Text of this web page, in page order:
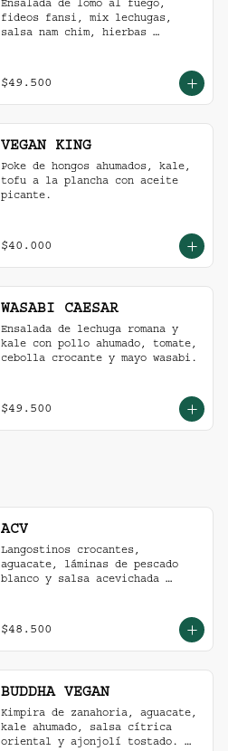
Ensalada de lomo al fuego,
fideos fansi, mix lechugas,
salsa nam chim, hierbas
tostado.
$49.500
VEGAN KING
Poke de hongos ahumados, kale,
tofu a la plancha con aceite
picante.
$40.000
WASABI CAESAR
Ensalada de lechuga romana y
kale con pollo ahumado, tomate,
cebolla crocante y mayo wasabi.
$49.500
ACV
Langostinos crocantes,
aguacate, láminas de pescado
blanco y salsa acevichada
$48.500
BUDDHA VEGAN
Kimpira de zanahoria, aguacate,
kale ahumado, salsa cítrica
oriental y ajonjolí tostado.